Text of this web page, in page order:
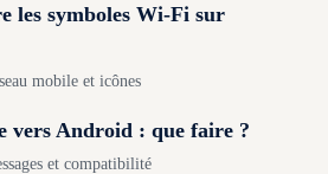
les symboles Wi-Fi sur
mobile et icônes
vers Android : que faire ?
et compatibilité